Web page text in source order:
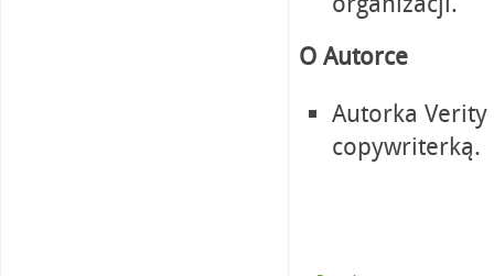
O Autorce
Autorka
copywriterką.